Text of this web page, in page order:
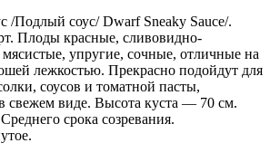
/Подлый соус/ Dwarf Sneaky Sauce/.
Плоды красные, сливовидно-
упругие, сочные, отличные на
лежкостью. Прекрасно подойдут для
соусов и томатной пасты,
свежем виде. Высота куста — 70 см.
срока созревания.